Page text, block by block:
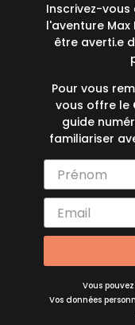
Inscrivez-
l'aventure
être averti.e
Pour vous
vous offre le
guide
familiariser
Vous
Vos données